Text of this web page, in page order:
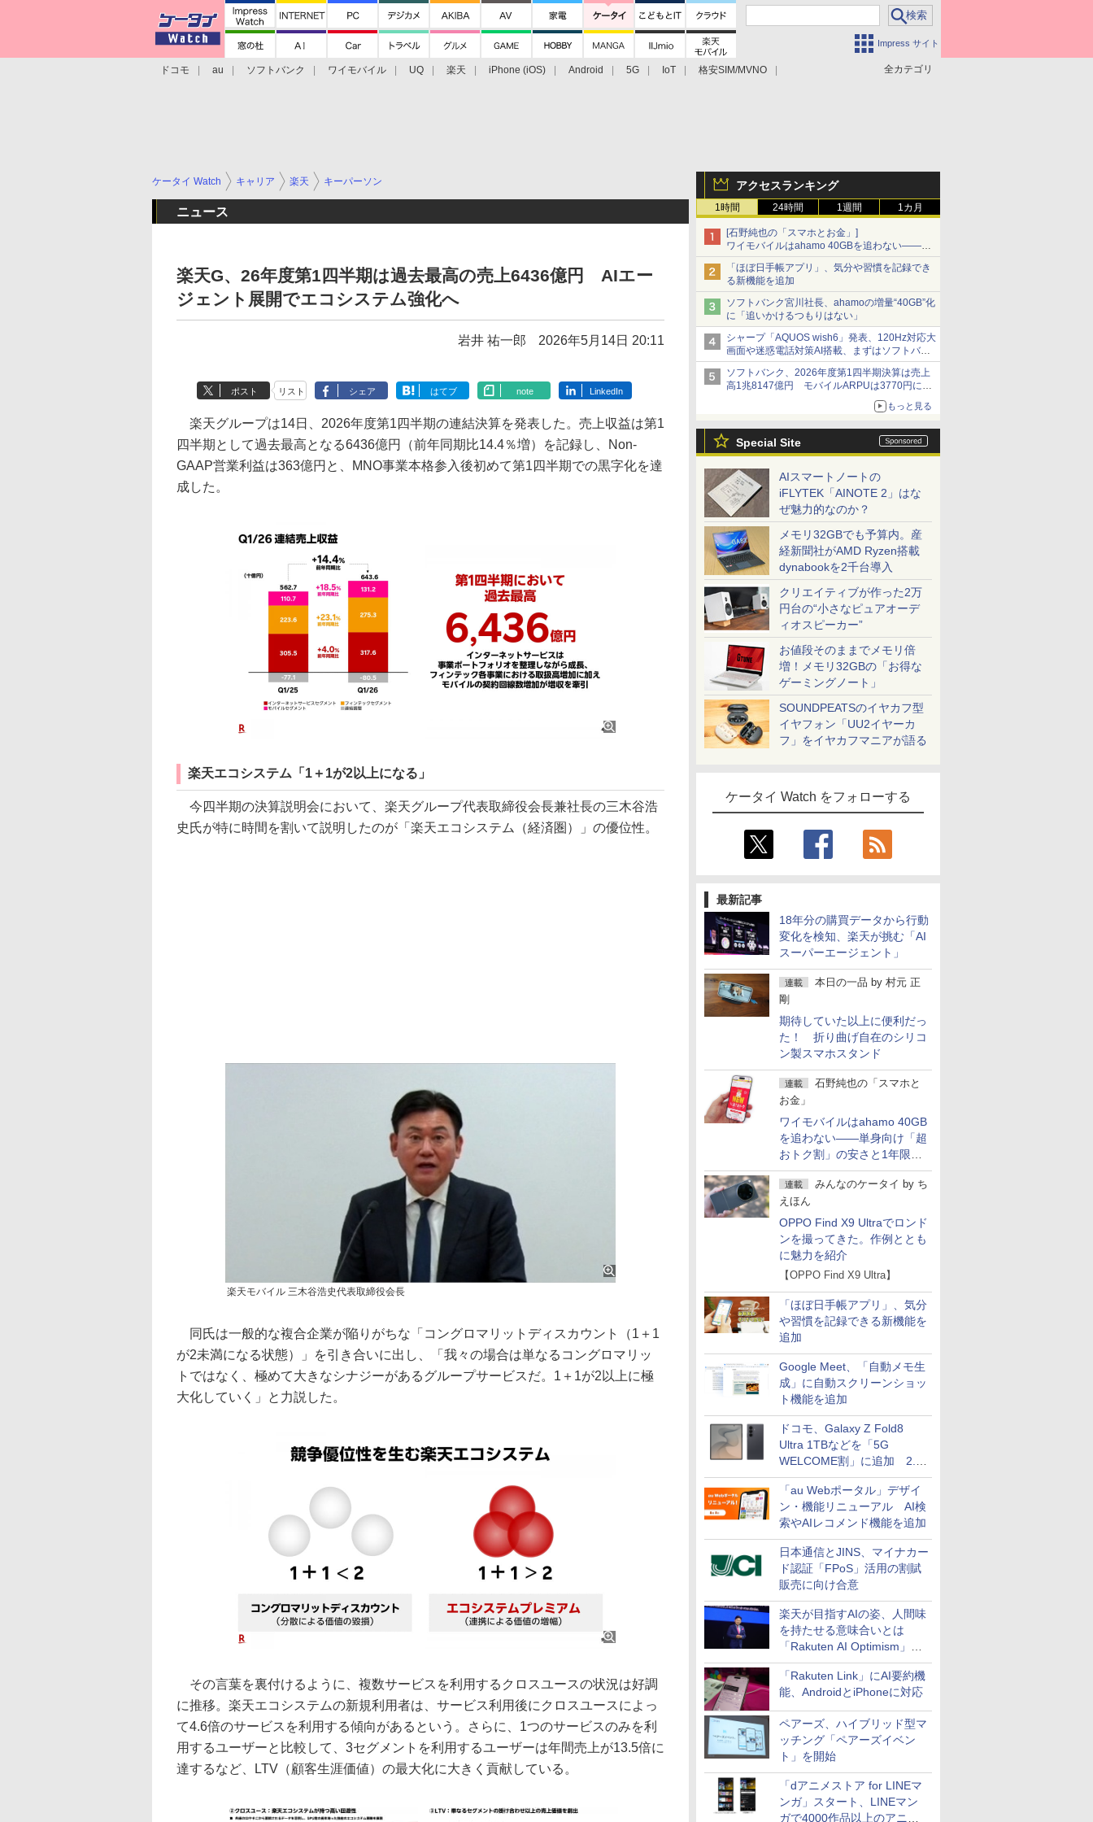
Impress サイト
全カテゴリ
ドコモ au ソフトバンク ワイモバイル UQ 楽天 iPhone (iOS) Android 5G IoT
格安SIM/MVNO
アクセスランキング
1時間 24時間 1週間 1カ月
[石野純也の「スマホとお金」]
ワイモバイルはahamo 40GBを追わない――単
身向け「超おトク割」の安さと1年限定の注意
「ほぼ日手帳アプリ」、気分や習慣を記録でき
る新機能を追加
ソフトバンク宮川社長、ahamoの増量“40GB”化
に「追いかけるつもりはない」
シャープ「AQUOS wish6」発表、120Hz対応大
画面や迷惑電話対策AI搭載、まずはソフトバン
クの法人向け
ソフトバンク、2026年度第1四半期決算は売上
高1兆8147億円 モバイルARPUは3770円に上
もっと見る
Special Site
AIスマートノートの
iFLYTEK「AINOTE 2」はな
ぜ魅力的なのか？
メモリ32GBでも予算内。産
経新聞社がAMD Ryzen搭載
dynabookを2千台導入
クリエイティブが作った2万
円台の“小さなピュアオーデ
ィオスピーカー”
お値段そのままでメモリ倍
増！メモリ32GBの「お得な
ゲーミングノート」
SOUNDPEATSのイヤカフ型
イヤフォン「UU2イヤーカ
フ」をイヤカフマニアが語る
ケータイ Watch をフォローする
最新記事
18年分の購買データから行動
変化を検知、楽天が挑む「AI
スーパーエージェント」
連載 本日の一品 by 村元 正
剛
期待していた以上に便利だっ
た！ 折り曲げ自在のシリコ
ン製スマホスタンド
連載
石野純也の「スマホと
お金」
ワイモバイルはahamo 40GB
を追わない――単身向け「超
おトク割」の安さと1年限定
の注意点
連載 みんなのケータイ by ち
えほん
OPPO Find X9 Ultraでロンド
ンを撮ってきた。作例ととも
に魅力を紹介
【OPPO Find X9 Ultra】
「ほぼ日手帳アプリ」、気分
や習慣を記録できる新機能を
追加
Google Meet、「自動メモ生
成」に自動スクリーンショッ
ト機能を追加
ドコモ、Galaxy Z Fold8
Ultra 1TBなどを「5G
WELCOME割」に追加 2.2
万円引き
「au Webポータル」デザイ
ン・機能リニューアル AI検
索やAIレコメンド機能を追加
日本通信とJINS、マイナカー
ド認証「FPoS」活用の割賦
販売に向け合意
楽天が目指すAIの姿、人間味
を持たせる意味合いとは
「Rakuten AI Optimism」三
木谷氏の基調講演
「Rakuten Link」にAI要約機
能、AndroidとiPhoneに対応
ペアーズ、ハイブリッド型マ
ッチング「ペアーズイベン
ト」を開始
「dアニメストア for LINEマ
ンガ」スタート、LINEマン
ガで4000作品以上のアニメ
ケータイ Watch キャリア 楽天 キーパーソン
ニュース
楽天G、26年度第1四半期は過去最高の売上6436億円 AIエー
ジェント展開でエコシステム強化へ
岩井 祐一郎 2026年5月14日 20:11
ポスト リスト シェア はてブ note LinkedIn
楽天グループは14日、2026年度第1四半期の連結決算を発表した。売上収益は第1
四半期として過去最高となる6436億円（前年同期比14.4％増）を記録し、Non-
GAAP営業利益は363億円と、MNO事業本格参入後初めて第1四半期での黒字化を達
成した。
楽天エコシステム「1＋1が2以上になる」
今四半期の決算説明会において、楽天グループ代表取締役会長兼社長の三木谷浩
史氏が特に時間を割いて説明したのが「楽天エコシステム（経済圏）」の優位性。
楽天モバイル 三木谷浩史代表取締役会長
同氏は一般的な複合企業が陥りがちな「コングロマリットディスカウント（1＋1
が2未満になる状態）」を引き合いに出し、「我々の場合は単なるコングロマリッ
トではなく、極めて大きなシナジーがあるグループサービスだ。1＋1が2以上に極
大化していく」と力説した。
その言葉を裏付けるように、複数サービスを利用するクロスユースの状況は好調
に推移。楽天エコシステムの新規利用者は、サービス利用後にクロスユースによっ
て4.6倍のサービスを利用する傾向があるという。さらに、1つのサービスのみを利
用するユーザーと比較して、3セグメントを利用するユーザーは年間売上が13.5倍に
達するなど、LTV（顧客生涯価値）の最大化に大きく貢献している。